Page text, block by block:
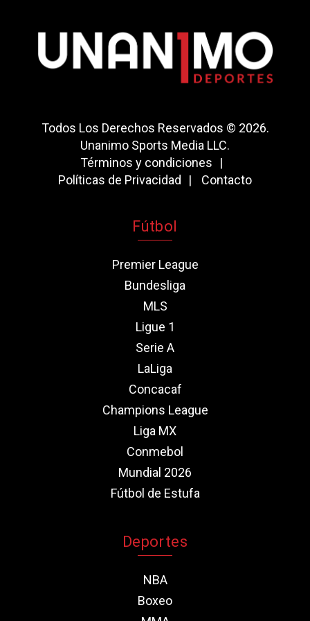
Todos Los Derechos Reservados © 2026.
Unanimo Sports Media LLC.
Términos y condiciones
Políticas de Privacidad
Contacto
Fútbol
Premier League
Bundesliga
MLS
Ligue 1
Serie A
LaLiga
Concacaf
Champions League
Liga MX
Conmebol
Mundial 2026
Fútbol de Estufa
Deportes
NBA
Boxeo